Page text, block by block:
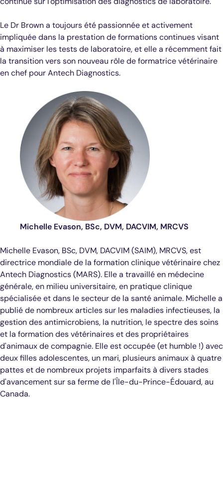
Le Dr Brown a toujours été passionnée et activement
impliquée dans la prestation de formations continues visant
à maximiser les tests de laboratoire, et elle a récemment fait
la transition vers son nouveau rôle de formatrice vétérinaire
en chef pour Antech Diagnostics.
Michelle Evason, BSc, DVM, DACVIM, MRCVS
Michelle Evason, BSc, DVM, DACVIM (SAIM), MRCVS, est
directrice mondiale de la formation clinique vétérinaire chez
Antech Diagnostics (MARS). Elle a travaillé en médecine
générale, en milieu universitaire, en pratique clinique
spécialisée et dans le secteur de la santé animale. Michelle a
publié de nombreux articles sur les maladies infectieuses, la
gestion des antimicrobiens, la nutrition, le spectre des soins
et la formation des vétérinaires et des propriétaires
d'animaux de compagnie. Elle est occupée (et humble !) avec
deux filles adolescentes, un mari, plusieurs animaux à quatre
pattes et de nombreux projets imparfaits à divers stades
d'avancement sur sa ferme de l'Île-du-Prince-Édouard, au
Canada.